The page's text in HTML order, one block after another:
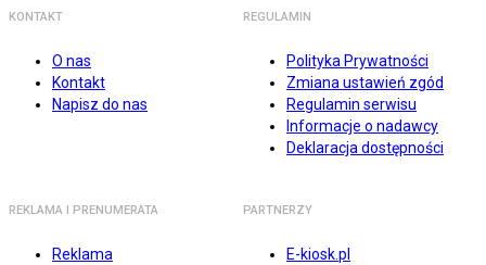
KONTAKT
O nas
Kontakt
Napisz do nas
REGULAMIN
Polityka Prywatności
Zmiana ustawień zgód
Regulamin serwisu
Informacje o nadawcy
Deklaracja dostępności
REKLAMA I PRENUMERATA
Reklama
PARTNERZY
E-kiosk.pl